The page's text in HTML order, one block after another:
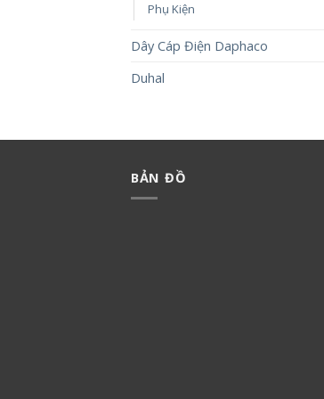
Phụ Kiện
Dây Cáp Điện Daphaco
Duhal
BẢN ĐỒ